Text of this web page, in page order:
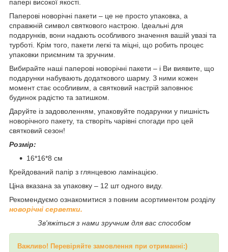
папері високої якості.
Паперові новорічні пакети – це не просто упаковка, а
справжній символ святкового настрою. Ідеальні для
подарунків, вони надають особливого значення вашій увазі та
турботі. Крім того, пакети легкі та міцні, що робить процес
упаковки приємним та зручним.
Вибирайте наші паперові новорічні пакети – і Ви виявите, що
подарунки набувають додаткового шарму. З ними кожен
момент стає особливим, а святковий настрій заповнює
будинок радістю та затишком.
Даруйте із задоволенням, упаковуйте подарунки у пишність
новорічного пакету, та створіть чарівні спогади про цей
святковий сезон!
Розмір:
16*16*8 см
Крейдований папір з глянцевою ламінацією.
Ціна вказана за упаковку – 12 шт одного виду.
Рекомендуємо ознакомитися з повним асортиментом розділу
новорічні серветки.
Зв'яжіться з нами зручним для вас способом
Важливо! Перевіряйте замовлення при отриманні:)